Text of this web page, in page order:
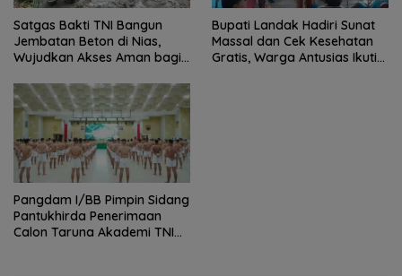
Satgas Bakti TNI Bangun
Jembatan Beton di Nias,
Wujudkan Akses Aman bagi
Bupati Landak Hadiri Sunat
Massal dan Cek Kesehatan
Gratis, Warga Antusias Ikuti
Pangdam I/BB Pimpin Sidang
Pantukhirda Penerimaan
Calon Taruna Akademi TNI